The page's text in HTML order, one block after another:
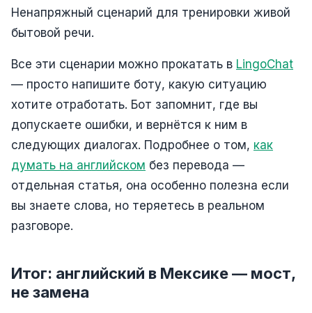
Ненапряжный сценарий для тренировки живой
бытовой речи.
Все эти сценарии можно прокатать в LingoChat
— просто напишите боту, какую ситуацию
хотите отработать. Бот запомнит, где вы
допускаете ошибки, и вернётся к ним в
следующих диалогах. Подробнее о том, как
думать на английском без перевода —
отдельная статья, она особенно полезна если
вы знаете слова, но теряетесь в реальном
разговоре.
Итог: английский в Мексике — мост,
не замена